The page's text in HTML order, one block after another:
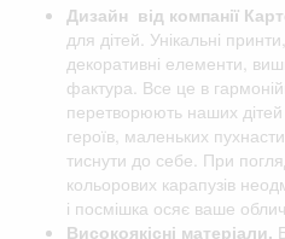
Дизайн від компанії
для дітей. Унікальні
декоративні елементи,
фактура. Все це в
перетворюють наших
героїв, маленьких
тиснути до себе. При
кольорових карапузів
і посмішка осяє ваше
Високоякісні матеріали.